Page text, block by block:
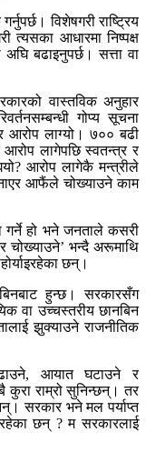
विशेषगरी राष्ट्रिय
त्यसका आधारमा निष्पक्ष
अघि बढाइनुपर्छ। सत्ता वा
वास्तविक अनुहार
गोप्य सूचना
आरोप लाग्यो। ७०० बढी
आरोप लागेपछि स्वतन्त्र र
आरोप लागेकै मन्त्रीले
आफैंले चोख्याउने काम
हो भने जनताले कसरी
चोख्याउने’ भन्दै अरूमाथि
छन्।
हुन्छ। सरकारसँग
वा उच्चस्तरीय छानबिन
झुक्याउने राजनीतिक
आयात घटाउने र
कुरा राम्रो सुनिन्छन्। तर
सरकार भने मल पर्याप्त
छन् ? म सरकारलाई